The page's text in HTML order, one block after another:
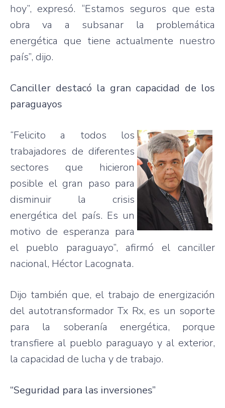
hoy”, expresó. “Estamos seguros que esta
obra va a subsanar la problemática
energética que tiene actualmente nuestro
país”, dijo.
Canciller destacó la gran capacidad de los
paraguayos
“Felicito a todos los
trabajadores de diferentes
sectores que hicieron
posible el gran paso para
disminuir la crisis
energética del país. Es un
motivo de esperanza para
el pueblo paraguayo”, afirmó el canciller
nacional, Héctor Lacognata.
Dijo también que, el trabajo de energización
del autotransformador Tx Rx, es un soporte
para la soberanía energética, porque
transfiere al pueblo paraguayo y al exterior,
la capacidad de lucha y de trabajo.
“Seguridad para las inversiones”